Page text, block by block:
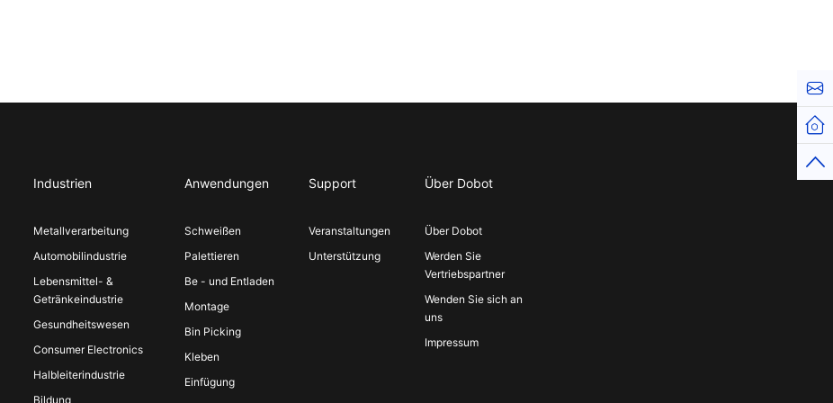
Industrien
Metallverarbeitung
Automobilindustrie
Lebensmittel- &
Getränkeindustrie
Gesundheitswesen
Consumer Electronics
Halbleiterindustrie
Bildung
Anwendungen
Schweißen
Palettieren
Be - und Entladen
Montage
Bin Picking
Kleben
Einfügung
Support
Veranstaltungen
Unterstützung
Über Dobot
Über Dobot
Werden Sie
Vertriebspartner
Wenden Sie sich an
uns
Impressum